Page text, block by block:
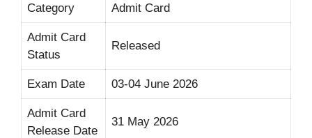
Category Admit Card
Admit Card
Status
Released
Exam Date 03-04 June 2026
Admit Card
Release Date
31 May 2026